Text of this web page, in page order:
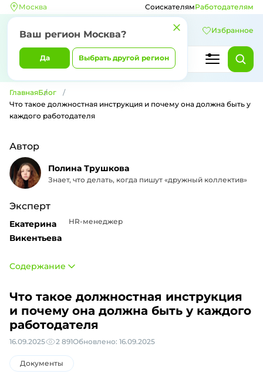
Москва
Ваш регион Москва?
Да Выбрать другой регион
СоискателямРаботодателям
Избранное
ГлавнаяБлог
Что такое должностная инструкция и почему она должна быть у
каждого работодателя
Что такое должностная инструкция
и почему она должна быть у каждого
работодателя
16.09.2025 2 891Обновлено: 16.09.2025
Документы
Автор
Полина Трушкова
Знает, что делать, когда пишут «дружный коллектив»
Эксперт
Екатерина
Викентьева
HR-менеджер
Содержание